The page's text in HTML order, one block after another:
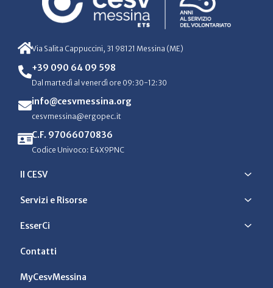
Via Salita Cappuccini, 31 98121 Messina (ME)
+39 090 64 09 598
Dal martedì al venerdì ore 09:30-12:30
info@cesvmessina.org
cesvmessina@ergopec.it
C.F. 97066070836
Codice Univoco: E4X9PNC
Il CESV
Servizi e Risorse
EsserCi
Contatti
MyCesvMessina